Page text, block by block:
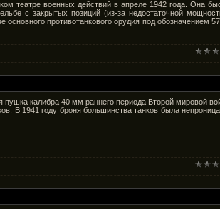
театре военных действий в апреле 1942 года. Она
с закрытых позиций (из-за недостаточной
противотанкового орудия под обозначением
пушка калибра 40 мм раннего периода Второй мировой
В 1941 году броня большинства танков была